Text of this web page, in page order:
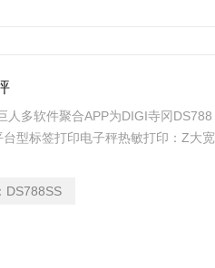
人多软件聚合APP为DIGI寺冈DS788
型标签打印电子秤热敏打印：Z大宽
DS788SS